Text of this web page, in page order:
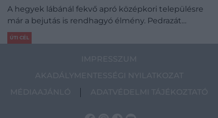
A hegyek lábánál fekvő apró középkori településre
már a bejutás is rendhagyó élmény. Pedrazát…
ÚTI CÉL